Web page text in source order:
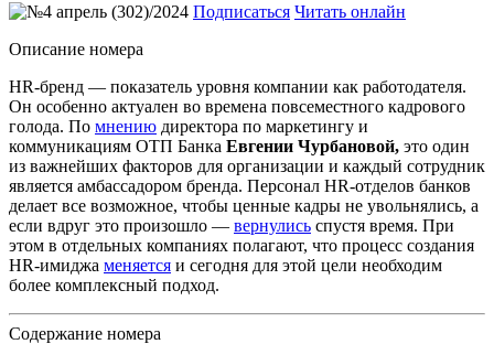
Подписаться Читать онлайн
Описание номера
HR-бренд — показатель уровня компании как работодателя.
Он особенно актуален во времена повсеместного кадрового
голода. По мнению директора по маркетингу и
коммуникациям ОТП Банка Евгении Чурбановой, это один
из важнейших факторов для организации и каждый сотрудник
является амбассадором бренда. Персонал HR-отделов банков
делает все возможное, чтобы ценные кадры не увольнялись, а
если вдруг это произошло — вернулись спустя время. При
этом в отдельных компаниях полагают, что процесс создания
HR-имиджа меняется и сегодня для этой цели необходим
более комплексный подход.
Содержание номера